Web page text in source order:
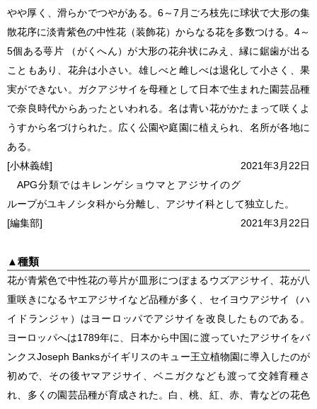
やや厚く、滑らかでつやがある。6～7月ごろ枝先に球状で大形の集
散花序に淡青紫色の中性花（装飾花）からなる花を多数つける。4～
5個ある萼片 （がくへん）が大形の花弁状にみえ、縁に鋸歯が出る
こともあり、花弁は小さい。雄しべと雌しべは退化して小さく、果
実ができない。ガクアジサイを母種として日本で生まれた園芸品種
で奈良時代からあったといわれる。名は青い花がかたまって咲くよ
うすから名づけられた。広く公園や庭園に植えられ、名所が各地に
ある。
[小林義雄]
2021年3月22日
APG分類ではキレンゲショウマとアジサイのグ
ループがユキノシタ科から分離し、アジサイ科として独立した。
[編集部]
2021年3月22日
▲種類
花が青紫色で中性花の萼片が皿形につぼまるウズアジサイ、花が八
重咲きになるヤエアジサイなど品種が多く、セイヨウアジサイ（ハ
イドランジャ）はヨーロッパでアジサイを改良したものである。
ヨーロッパへは1789年に、日本から中国に渡っていたアジサイをバ
ンクスJoseph Banksがイギリスのキュー王立植物園に導入したのが
初めで、その後ヤマアジサイ、ベニガクなども渡って交雑育種さ
れ、多くの園芸品種が育成された。白、桃、紅、赤、青などの花色